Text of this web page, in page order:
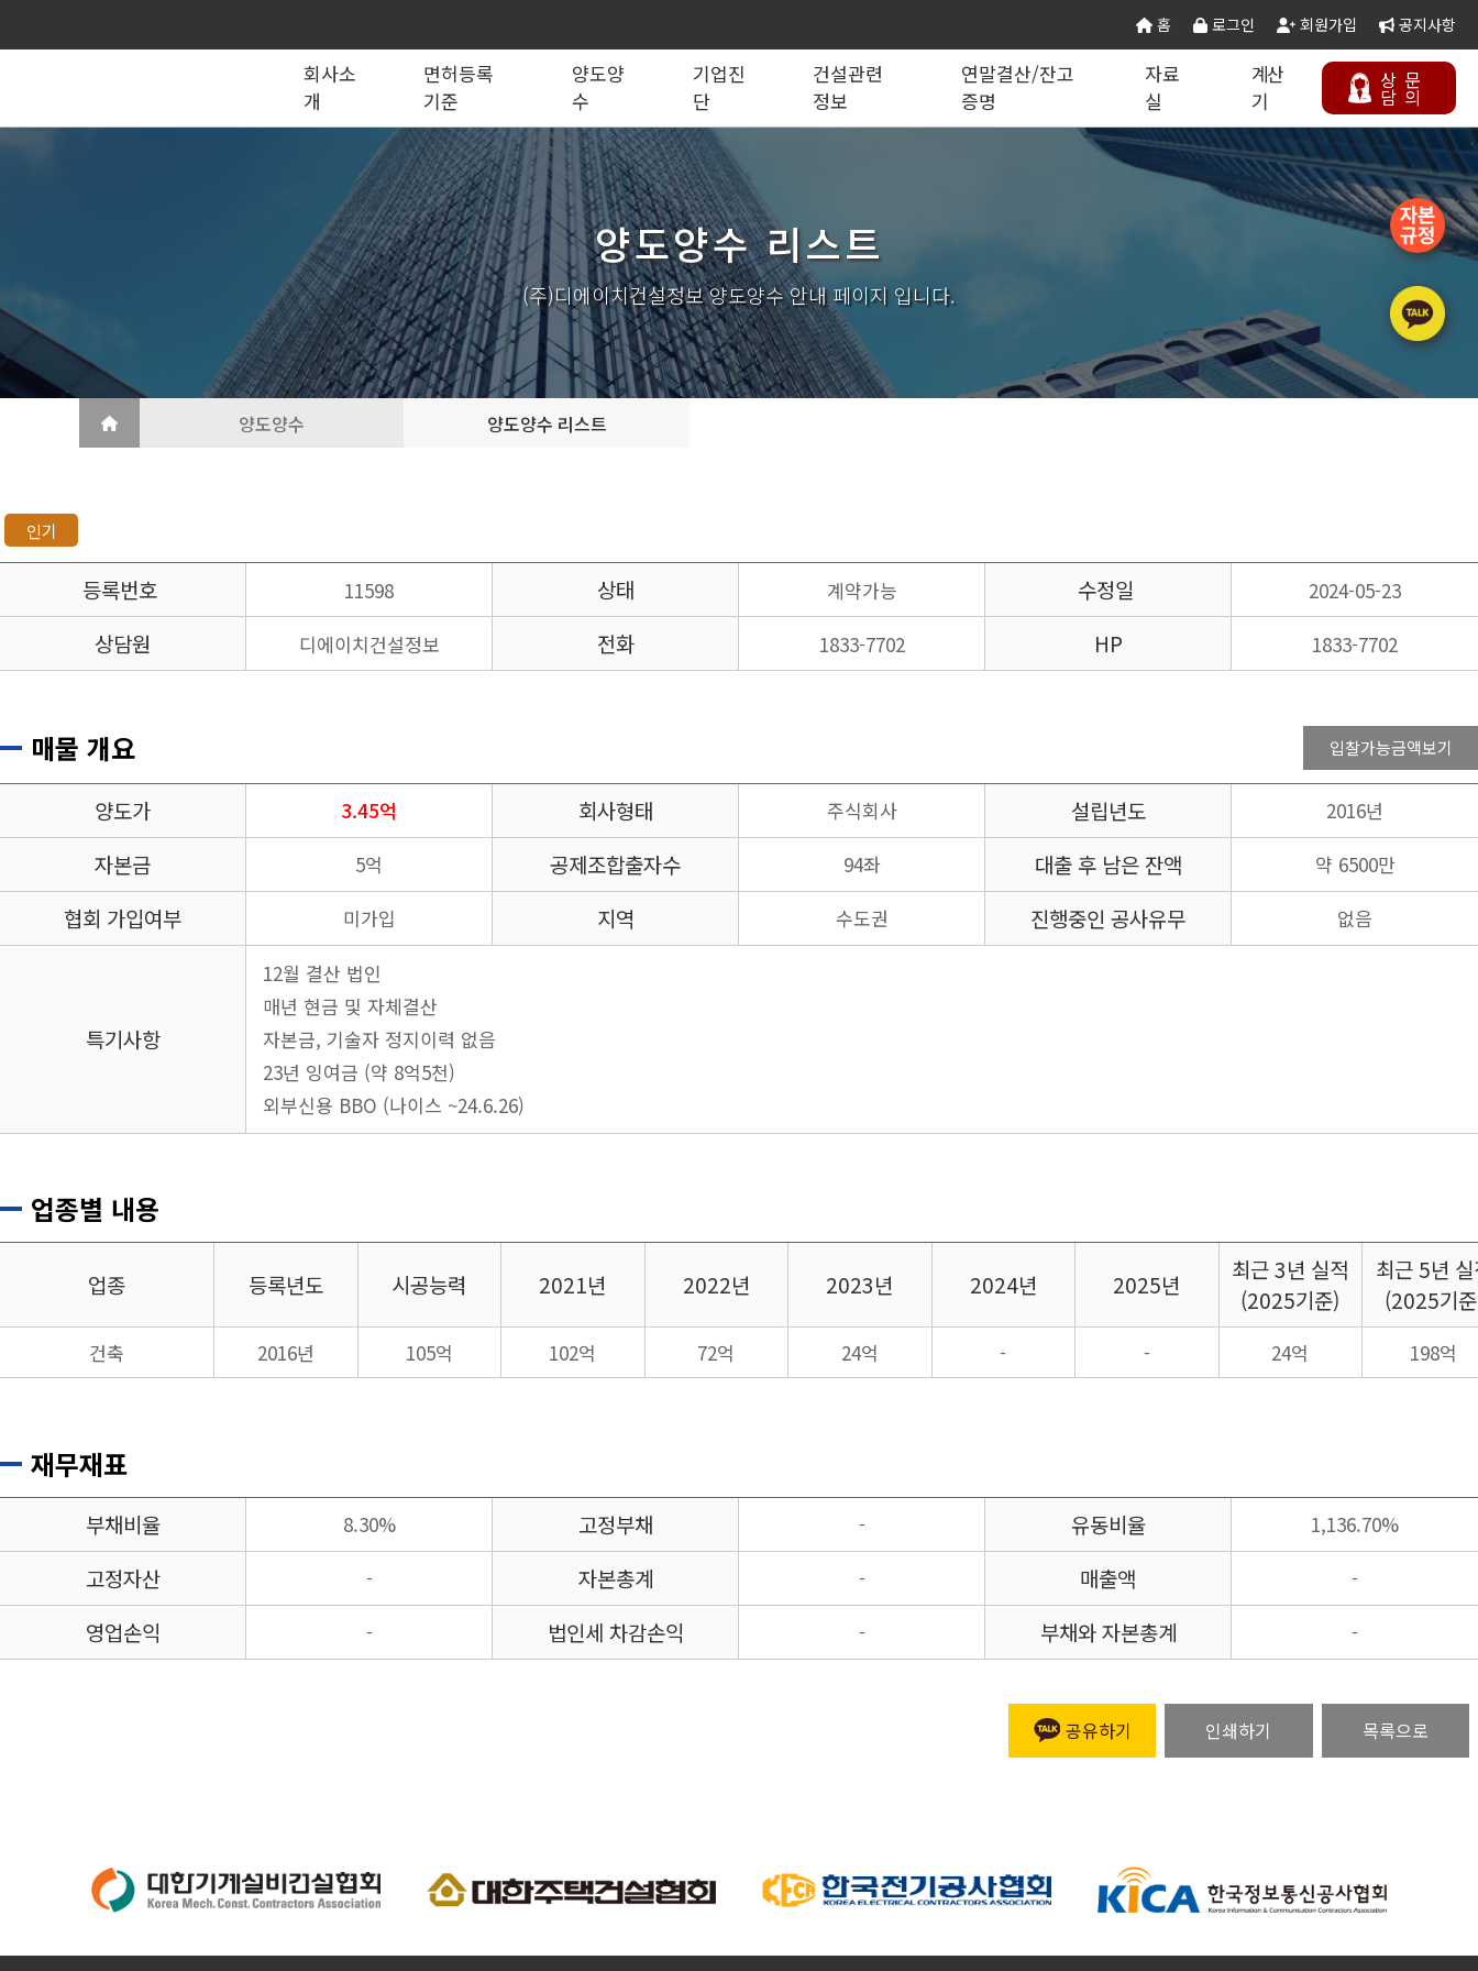
홈 로그인 회원가입 공지사항
회사소
개
면허등록
기준
양도양
수
기업진
단
건설관련
정보
연말결산/잔고
증명
자료
실
계산
기
상
담
문
의
회사소개 사업영역
전문건설업
지반조성·포장공사업
실내건축공사업
도장·습식·방수·석공사업
조경식재·시설물공사업
철근·콘크리트공사업
구조물해체·비계공사업
상·하수도설비공사업
철도·궤도공사업
철강구조물공사업
수중·준설공사업
승강기·삭도공사업
시설물유지관리업(폐지)
기계설비·가스공사업
가스·난방공사업
금속·창호·지붕
전기공사업
소방시설공사업
대지조성사업자
나무병원
산림사업법인
엔지니어링사업자
개인하수처리시설·
설계시공업
승강기유지관리업
등록절차
상담하기
양도양수 리스트
공제조합 실태조사 기재사항변경 건설컬럼
국가계약법령관계서식 건설업등록서식 건설공무서식
실질자본금 계산기
양도양수 리스트
(주)디에이치건설정보 양도양수 안내 페이지 입니다.
양도양수 양도양수 리스트
인기
등록번호 11598 상태 계약가능 수정일 2024-05-23
상담원 디에이치건설정보 전화 1833-7702 HP 1833-7702
매물 개요 입찰가능금액보기
양도가 3.45억 회사형태 주식회사 설립년도 2016년
자본금 5억 공제조합출자수 94좌 대출 후 남은 잔액 약 6500만
협회 가입여부 미가입 지역 수도권 진행중인 공사유무 없음
특기사항
12월 결산 법인
매년 현금 및 자체결산
자본금, 기술자 정지이력 없음
23년 잉여금 (약 8억5천)
외부신용 BBO (나이스 ~24.6.26)
업종별 내용
업종 등록년도 시공능력 2021년 2022년 2023년 2024년 2025년
최근3년 실적
(2025기준)
최근 5년
(2025기
건축 2016년 105억 102억 72억 24억 - - 24억 198억
재무재표
부채비율 8.30% 고정부채 - 유동비율 1,136.70%
고정자산 - 자본총계 - 매출액 -
영업손익 - 법인세 차감손익 - 부채와 자본총계 -
공유하기 인쇄하기 목록으로